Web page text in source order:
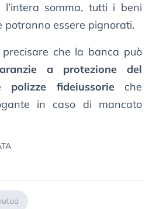
somma, tutti i beni
potranno essere pignorati.
che la banca può
a protezione del
polizze fideiussorieche
in caso di mancato